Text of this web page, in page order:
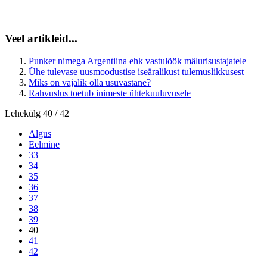
Veel artikleid...
Punker nimega Argentiina ehk vastulöök mälurisustajatele
Ühe tulevase uusmoodustise iseäralikust tulemuslikkusest
Miks on vajalik olla usuvastane?
Rahvuslus toetub inimeste ühtekuuluvusele
Lehekülg 40 / 42
Algus
Eelmine
33
34
35
36
37
38
39
40
41
42